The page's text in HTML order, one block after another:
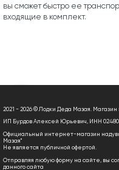
вы сможет быстро ее
входящие в комплект.
2021 - 2026 © Лодки Деда Мазая.
ИП Бурдов Алексей Юрьевич, ИНН
Официальный интернет-магазин
Мазая"
Не является публичной офертой.
Отправляя любую форму на сайте, вы
данного сайта